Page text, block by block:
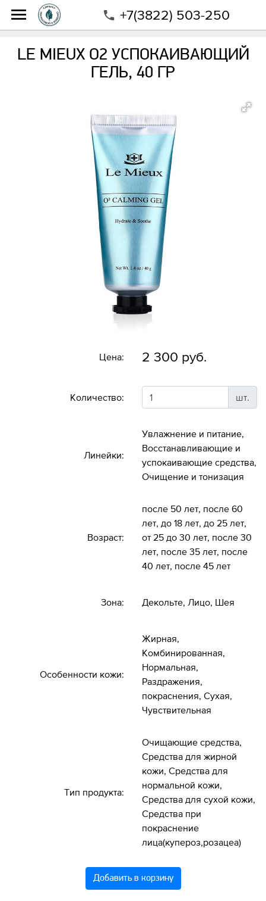
+7(3822) 503-250
Le Mieux О2 успокаивающий гель, 40 гр
LE MIEUX О2 УСПОКАИВАЮЩИЙ
ГЕЛЬ, 40 ГР
Цена: 2 300 руб.
Количество: шт.
Линейки:
Увлажнение и питание,
Восстанавливающие и
успокаивающие средства,
Очищение и тонизация
Возраст:
после 50 лет, после 60
лет, до 18 лет, до 25 лет,
от 25 до 30 лет, после 30
лет, после 35 лет, после
40 лет, после 45 лет
Зона: Декольте, Лицо, Шея
Особенности кожи:
Жирная,
Комбинированная,
Нормальная,
Раздражения,
покраснения, Сухая,
Чувствительная
Тип продукта:
Очищающие средства,
Средства для жирной
кожи, Средства для
нормальной кожи,
Средства для сухой кожи,
Средства при
покраснение
лица(купероз,розацеа)
Добавить в корзину